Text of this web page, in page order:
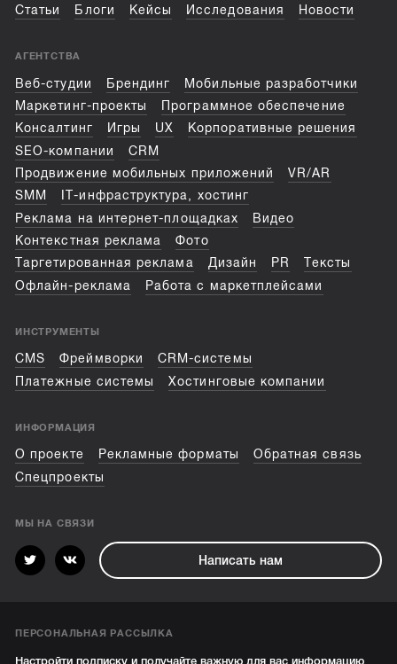
Статьи Блоги Кейсы Исследования Новости
АГЕНТСТВА
Веб-студии Брендинг
Мобильные разработчики
Маркетинг-проекты
Программное обеспечение
Консалтинг
Игры UX
Корпоративные решения
SEO-компании
CRM
Продвижение мобильных приложений
VR/AR
SMM
IT-инфраструктура, хостинг
Реклама на интернет-площадках
Видео
Контекстная реклама
Фото
Таргетированная реклама
Дизайн PR
Тексты
Офлайн-реклама
Работа с маркетплейсами
ИНСТРУМЕНТЫ
CMS Фреймворки
CRM-системы
Платежные системы
Хостинговые компании
ИНФОРМАЦИЯ
О проекте Рекламные форматы
Обратная связь
Спецпроекты
МЫ НА СВЯЗИ
Написать нам
ПЕРСОНАЛЬНАЯ РАССЫЛКА
Настройти подписку и получайте важную для вас информацию